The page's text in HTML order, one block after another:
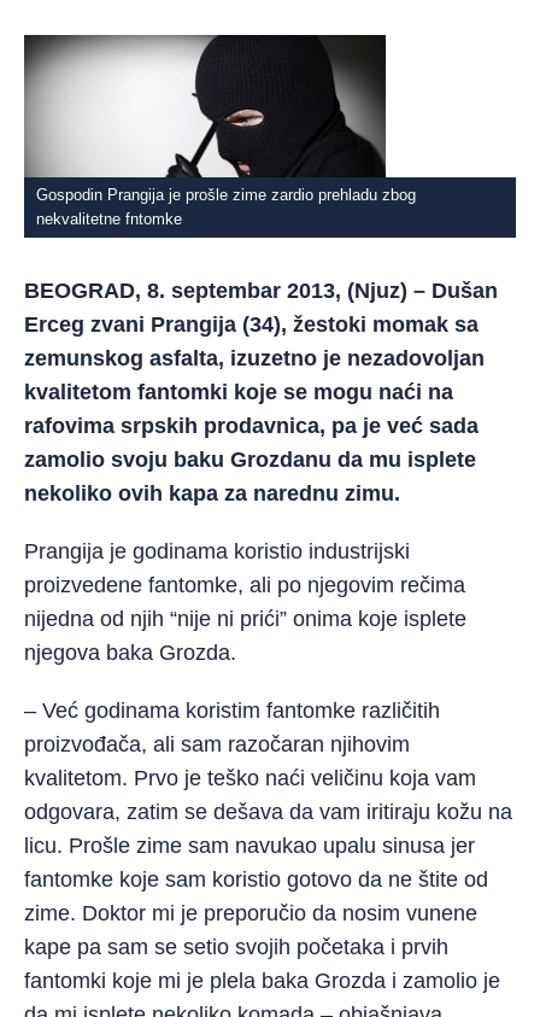
Gospodin Prangija je prošle zime zardio prehladu zbog
nekvalitetne fntomke
BEOGRAD, 8. septembar 2013, (Njuz) – Dušan
Erceg zvani Prangija (34), žestoki momak sa
zemunskog asfalta, izuzetno je nezadovoljan
kvalitetom fantomki koje se mogu naći na
rafovima srpskih prodavnica, pa je već sada
zamolio svoju baku Grozdanu da mu isplete
nekoliko ovih kapa za narednu zimu.
Prangija je godinama koristio industrijski
proizvedene fantomke, ali po njegovim rečima
nijedna od njih “nije ni prići” onima koje isplete
njegova baka Grozda.
– Već godinama koristim fantomke različitih
proizvođača, ali sam razočaran njihovim
kvalitetom. Prvo je teško naći veličinu koja vam
odgovara, zatim se dešava da vam iritiraju kožu na
licu. Prošle zime sam navukao upalu sinusa jer
fantomke koje sam koristio gotovo da ne štite od
zime. Doktor mi je preporučio da nosim vunene
kape pa sam se setio svojih početaka i prvih
fantomki koje mi je plela baka Grozda i zamolio je